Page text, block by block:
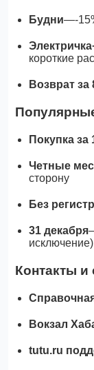
Будни—-
короткие
Возврат за
Покупка за
Четные
сторону
Без
31 декабря
исключение)
Контакты
Вокзал
tutu.ru